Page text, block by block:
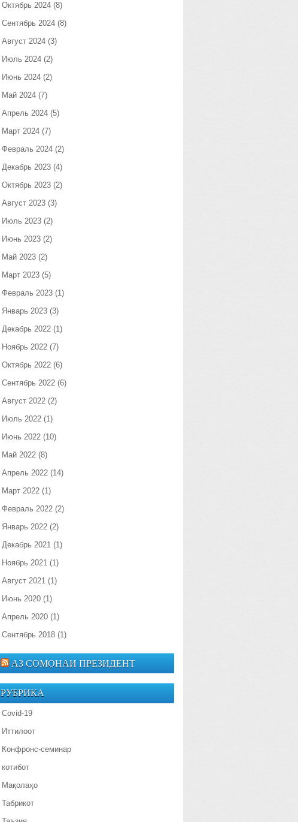
Октябрь 2024 (8)
Сентябрь 2024 (8)
Август 2024 (3)
Июль 2024 (2)
Июнь 2024 (2)
Май 2024 (7)
Апрель 2024 (5)
Март 2024 (7)
Февраль 2024 (2)
Декабрь 2023 (4)
Октябрь 2023 (2)
Август 2023 (3)
Июль 2023 (2)
Июнь 2023 (2)
Май 2023 (2)
Март 2023 (5)
Февраль 2023 (1)
Январь 2023 (3)
Декабрь 2022 (1)
Ноябрь 2022 (7)
Октябрь 2022 (6)
Сентябрь 2022 (6)
Август 2022 (2)
Июль 2022 (1)
Июнь 2022 (10)
Май 2022 (8)
Апрель 2022 (14)
Март 2022 (1)
Февраль 2022 (2)
Январь 2022 (2)
Декабрь 2021 (1)
Ноябрь 2021 (1)
Август 2021 (1)
Июнь 2020 (1)
Апрель 2020 (1)
Сентябрь 2018 (1)
АЗ СОМОНАИ ПРЕЗИДЕНТ
РУБРИКА
Covid-19
Иттилоот
Конфронс-семинар
котибот
Мақолаҳо
Табрикот